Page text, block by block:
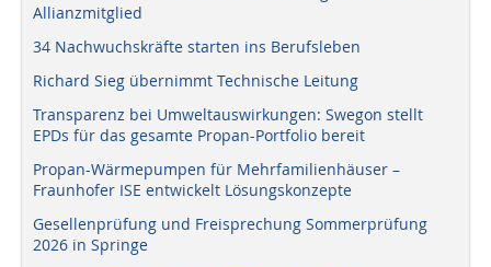
Allianzmitglied
34 Nachwuchskräfte starten ins Berufsleben
Richard Sieg übernimmt Technische Leitung
Transparenz bei Umweltauswirkungen: Swegon stellt
EPDs für das gesamte Propan-Portfolio bereit
Propan-Wärmepumpen für Mehrfamilienhäuser –
Fraunhofer ISE entwickelt Lösungskonzepte
Gesellenprüfung und Freisprechung Sommerprüfung
2026 in Springe